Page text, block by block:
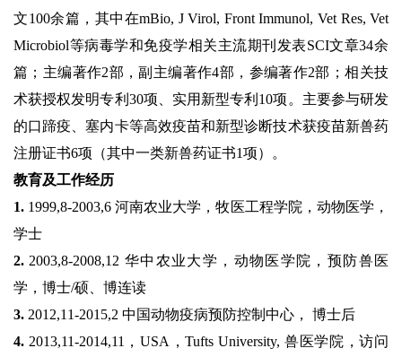
文100余篇，其中在mBio, J Virol, Front Immunol, Vet Res, Vet
Microbiol等病毒学和免疫学相关主流期刊发表SCI文章34余
篇； 主编著作2部，副主编著作4部，参编著作2部 ；相关技
术获授权发明专利 30项、实用新型专利 10项 。主要参与研发
的口蹄疫、塞内卡等高效疫苗和新型诊断技术获疫苗新兽药
注册证书6项（其中一类新兽药证书1项）
。
教育及工作经历
1. 1999,8-2003,6河南农业大学，牧医工程学院，动物医学，
学士
2. 2003,8-2008,12 华中农业大学，动物医学院， 预防兽医
学 ，博士/硕、博连读
3. 2012,11-2015,2 中国动物疫病预防控制中心 ，
博士后
4. 2013,11-2014,11 ，USA ，Tufts University, 兽医学院，访问